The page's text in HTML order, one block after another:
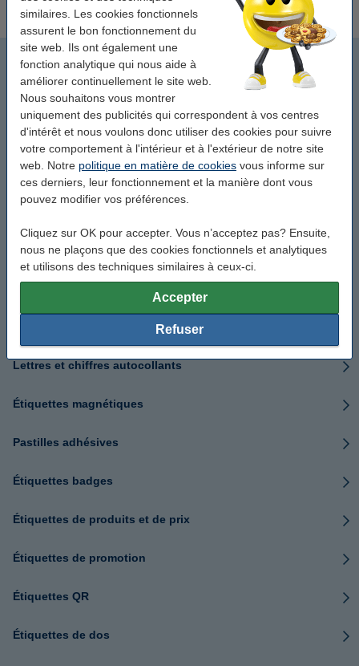
similaires. Les cookies fonctionnels
assurent le bon fonctionnement du
site web. Ils ont également une
fonction analytique qui nous aide à
améliorer continuellement le site web.
Nous souhaitons vous montrer
uniquement des publicités qui correspondent à vos centres
d'intérêt et nous voulons donc utiliser des cookies pour suivre
votre comportement à l'intérieur et à l'extérieur de notre site
web. Notre politique en matière de cookies vous informe sur
ces derniers, leur fonctionnement et la manière dont vous
pouvez modifier vos préférences.
Cliquez sur OK pour accepter. Vous n’acceptez pas? Ensuite,
nous ne plaçons que des cookies fonctionnels et analytiques
et utilisons des techniques similaires à ceux-ci.
Accepter
Refuser
Étiquettes d'adresse
Étiquettes universelles imprimables
Étiquettes blanches inscriptibles
Étiquettes scolaires
Étiquettes de congélation
Lettres et chiffres autocollants
Étiquettes magnétiques
Pastilles adhésives
Étiquettes badges
Étiquettes de produits et de prix
Étiquettes de promotion
Étiquettes QR
Étiquettes de dos